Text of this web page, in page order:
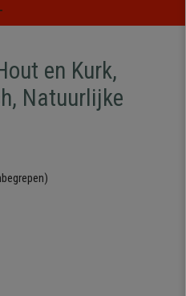
-
en Kurk,
Natuurlijke